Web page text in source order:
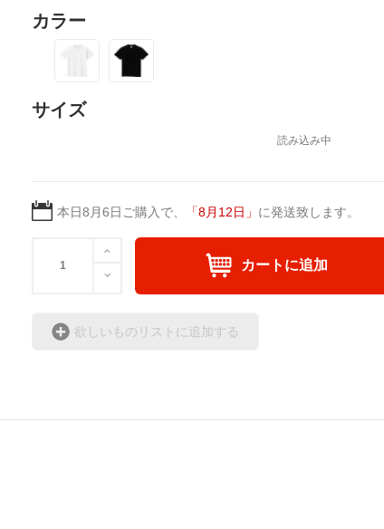
カラー
サイズ
本日8月6日 ご購入で、 「8月12日 」 に発送致します。
カートに追加
欲しいものリストに追加する